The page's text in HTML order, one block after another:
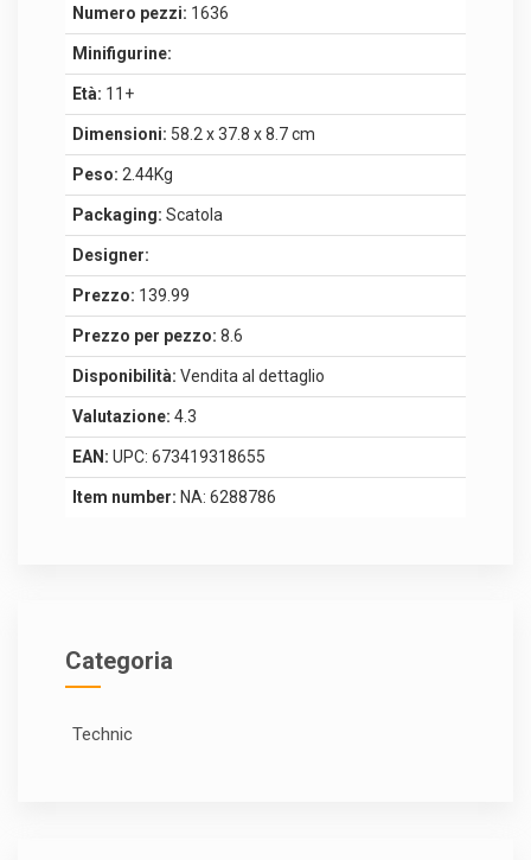
Numero pezzi: 1636
Minifigurine:
Età: 11+
Dimensioni: 58.2 x 37.8 x 8.7 cm
Peso: 2.44Kg
Packaging: Scatola
Designer:
Prezzo: 139.99
Prezzo per pezzo: 8.6
Disponibilità: Vendita al dettaglio
Valutazione: 4.3
EAN: UPC: 673419318655
Item number: NA: 6288786
Categoria
Technic